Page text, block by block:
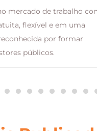
mercado de trabalho
flexível e em uma
por formar
públicos.